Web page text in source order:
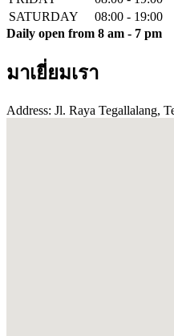
SATURDAY
08:00 - 19:00
Daily open from 8 am - 7 pm
มาเยี่ยมเรา
Address: Jl. Raya Tegallalang,